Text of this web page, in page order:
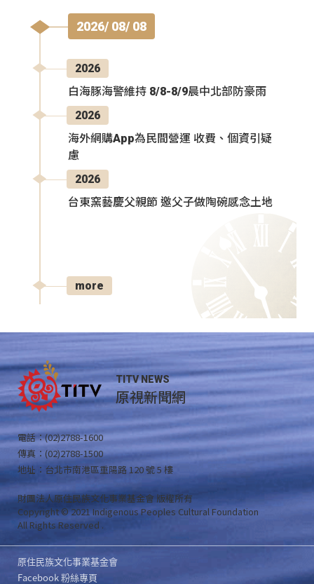
2026/ 08/ 08
2026
白海豚海警維持 8/8-8/9晨中北部防豪雨
2026
海外網購App為民間營運 收費、個資引疑
慮
2026
台東窯藝慶父親節 邀父子做陶碗感念土地
more
TITV NEWS
原視新聞網
電話：(02)2788-1600
傳真：(02)2788-1500
地址：台北市南港區重陽路 120 號 5 樓
財團法人原住民族文化事業基金會 版權所有
Copyright © 2021 Indigenous Peoples Cultural Foundation
All Rights Reserved .
原住民族文化事業基金會
Facebook 粉絲專頁